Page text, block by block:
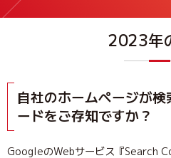
外部スタッフ募集
2023年
自社のホームページが
ードをご存知ですか？
GoogleのWebサービス『Search